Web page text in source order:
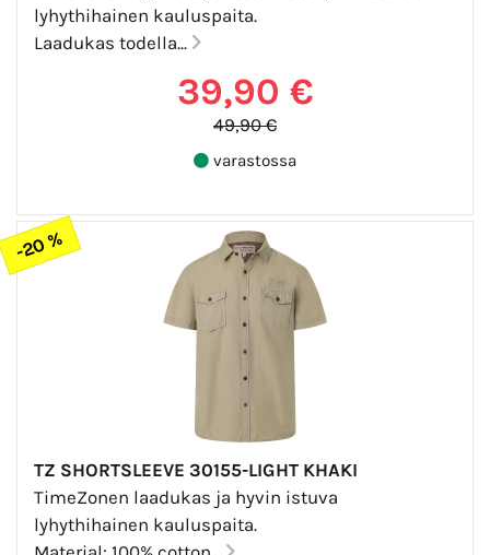
lyhythihainen kauluspaita.
Laadukas todella...
39,90 €
49,90 €
varastossa
-20 %
TZ SHORTSLEEVE 30155-LIGHT KHAKI
TimeZonen laadukas ja hyvin istuva
lyhythihainen kauluspaita.